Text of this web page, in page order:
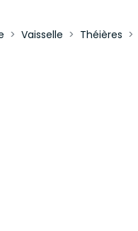
Vaisselle Théières